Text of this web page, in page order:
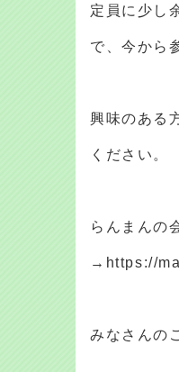
定員に少し
で、今から
興味のある
ください。
らんまんの
→https://
みなさんの